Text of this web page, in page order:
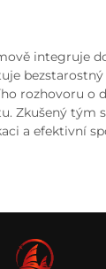
integruje
bezstarostný
rozhovoru o
Zkušený tým
a efektivní